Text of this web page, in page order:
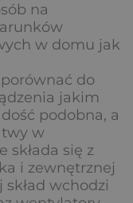
na
w domu jak
do
jakim
podobna, a
w
składa się z
i zewnętrznej
wchodzi